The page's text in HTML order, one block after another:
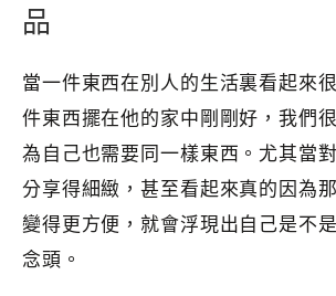
品
當一件東西在別人的生活裏看起來
件東西擺在他的家中剛剛好，我們
為自己也需要同一樣東西。尤其當
分享得細緻，甚至看起來真的因為
變得更方便，就會浮現出自己是不
念頭。